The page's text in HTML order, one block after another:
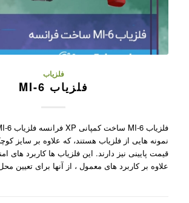
فلزیاب
فلزیاب MI-6
نمونه هایی از فلزیاب هستند، که علاوه بر سایز
قیمت پایینی نیز دارند. این فلزیاب ها کاربرد های
علاوه بر کاربرد های معمول ، از آنها برای تعیین